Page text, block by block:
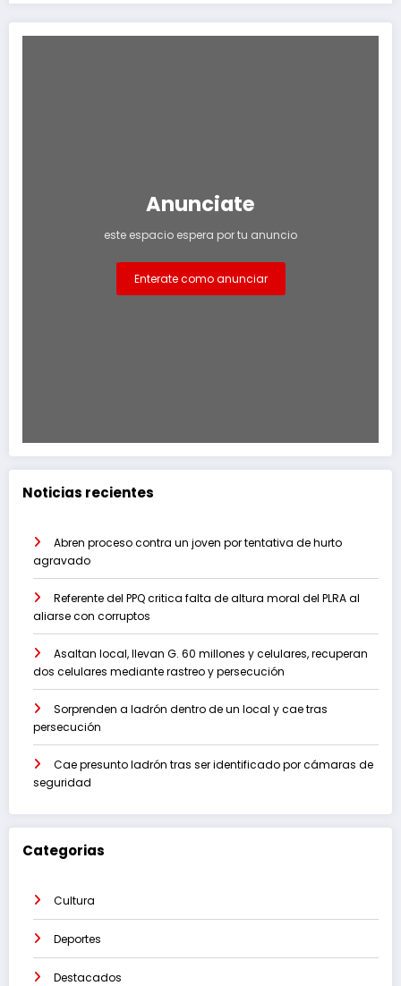
Anunciate
este espacio espera por tu anuncio
Enterate como anunciar
Noticias recientes
Abren proceso contra un joven por tentativa de hurto
agravado
Referente del PPQ critica falta de altura moral del PLRA al
aliarse con corruptos
Asaltan local, llevan G. 60 millones y celulares, recuperan
dos celulares mediante rastreo y persecución
Sorprenden a ladrón dentro de un local y cae tras
persecución
Cae presunto ladrón tras ser identificado por cámaras de
seguridad
Categorias
Cultura
Deportes
Destacados